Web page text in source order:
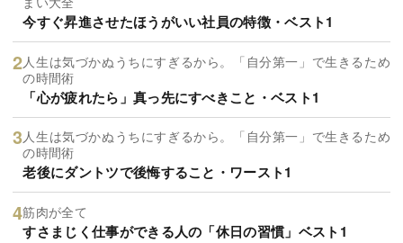
今すぐ昇進させたほうがいい社員の特徴・ベスト1
人生は気づかぬうちにすぎるから。「自分第一」で生きるため
の時間術
「心が疲れたら」真っ先にすべきこと・ベスト1
人生は気づかぬうちにすぎるから。「自分第一」で生きるため
の時間術
老後にダントツで後悔すること・ワースト1
筋肉が全て
すさまじく仕事ができる人の「休日の習慣」ベスト1